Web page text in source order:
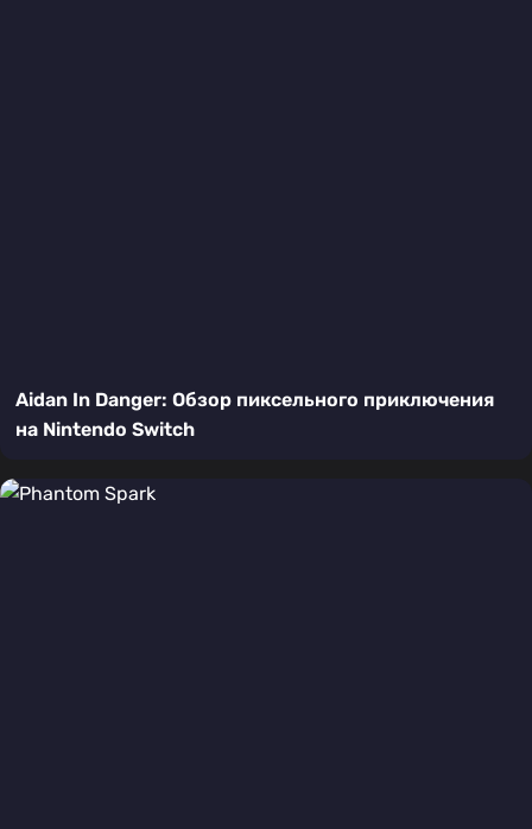
Aidan In Danger: Обзор пиксельного приключения
на Nintendo Switch